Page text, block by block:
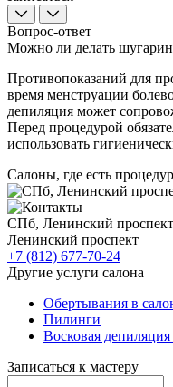
Вопрос-ответ
Можно ли делать
Противопоказаний для
время менструации
депиляция может
Перед процедурой
использовать
Салоны, где есть
СПб, Ленинский
Ленинский проспект
+7 (812) 677-70-24
Другие услуги салона
Обертывания в
Пилинги
Восковая
Записаться к мастеру